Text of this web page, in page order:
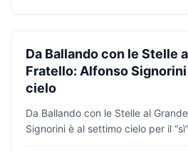
GOSSIP NEWS
Da Ballando con le Stelle
Fratello: Alfonso
cielo
Da Ballando con le Stelle al
Signorini è al settimo cielo per il